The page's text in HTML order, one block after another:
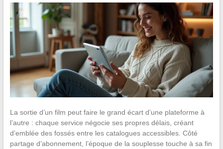
La sortie d’un film peut faire le grand écart d’une plateforme à
l’autre : chaque service négocie ses propres délais, créant
d’emblée des fossés entre les catalogues accessibles. Côté
partage d’abonnement, l’époque de la souplesse touche à sa fin